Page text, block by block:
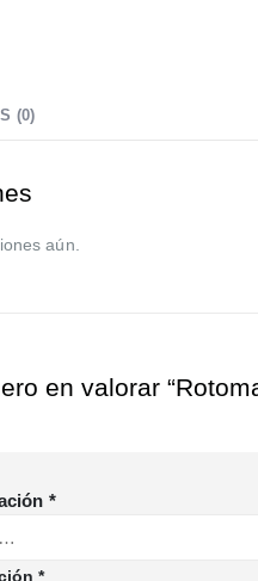
(0)
aún.
en valorar
*
*